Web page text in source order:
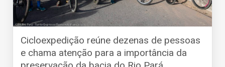
Cicloexpedição reúne dezenas de pessoas
e chama atenção para a importância da